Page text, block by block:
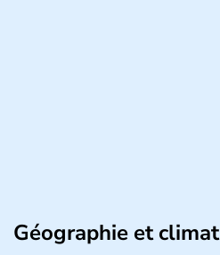
Géographie et climat